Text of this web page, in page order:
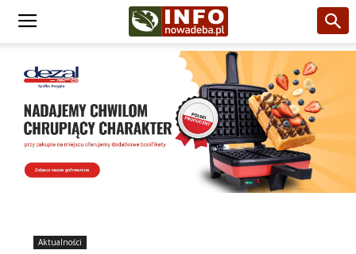
Aktualności